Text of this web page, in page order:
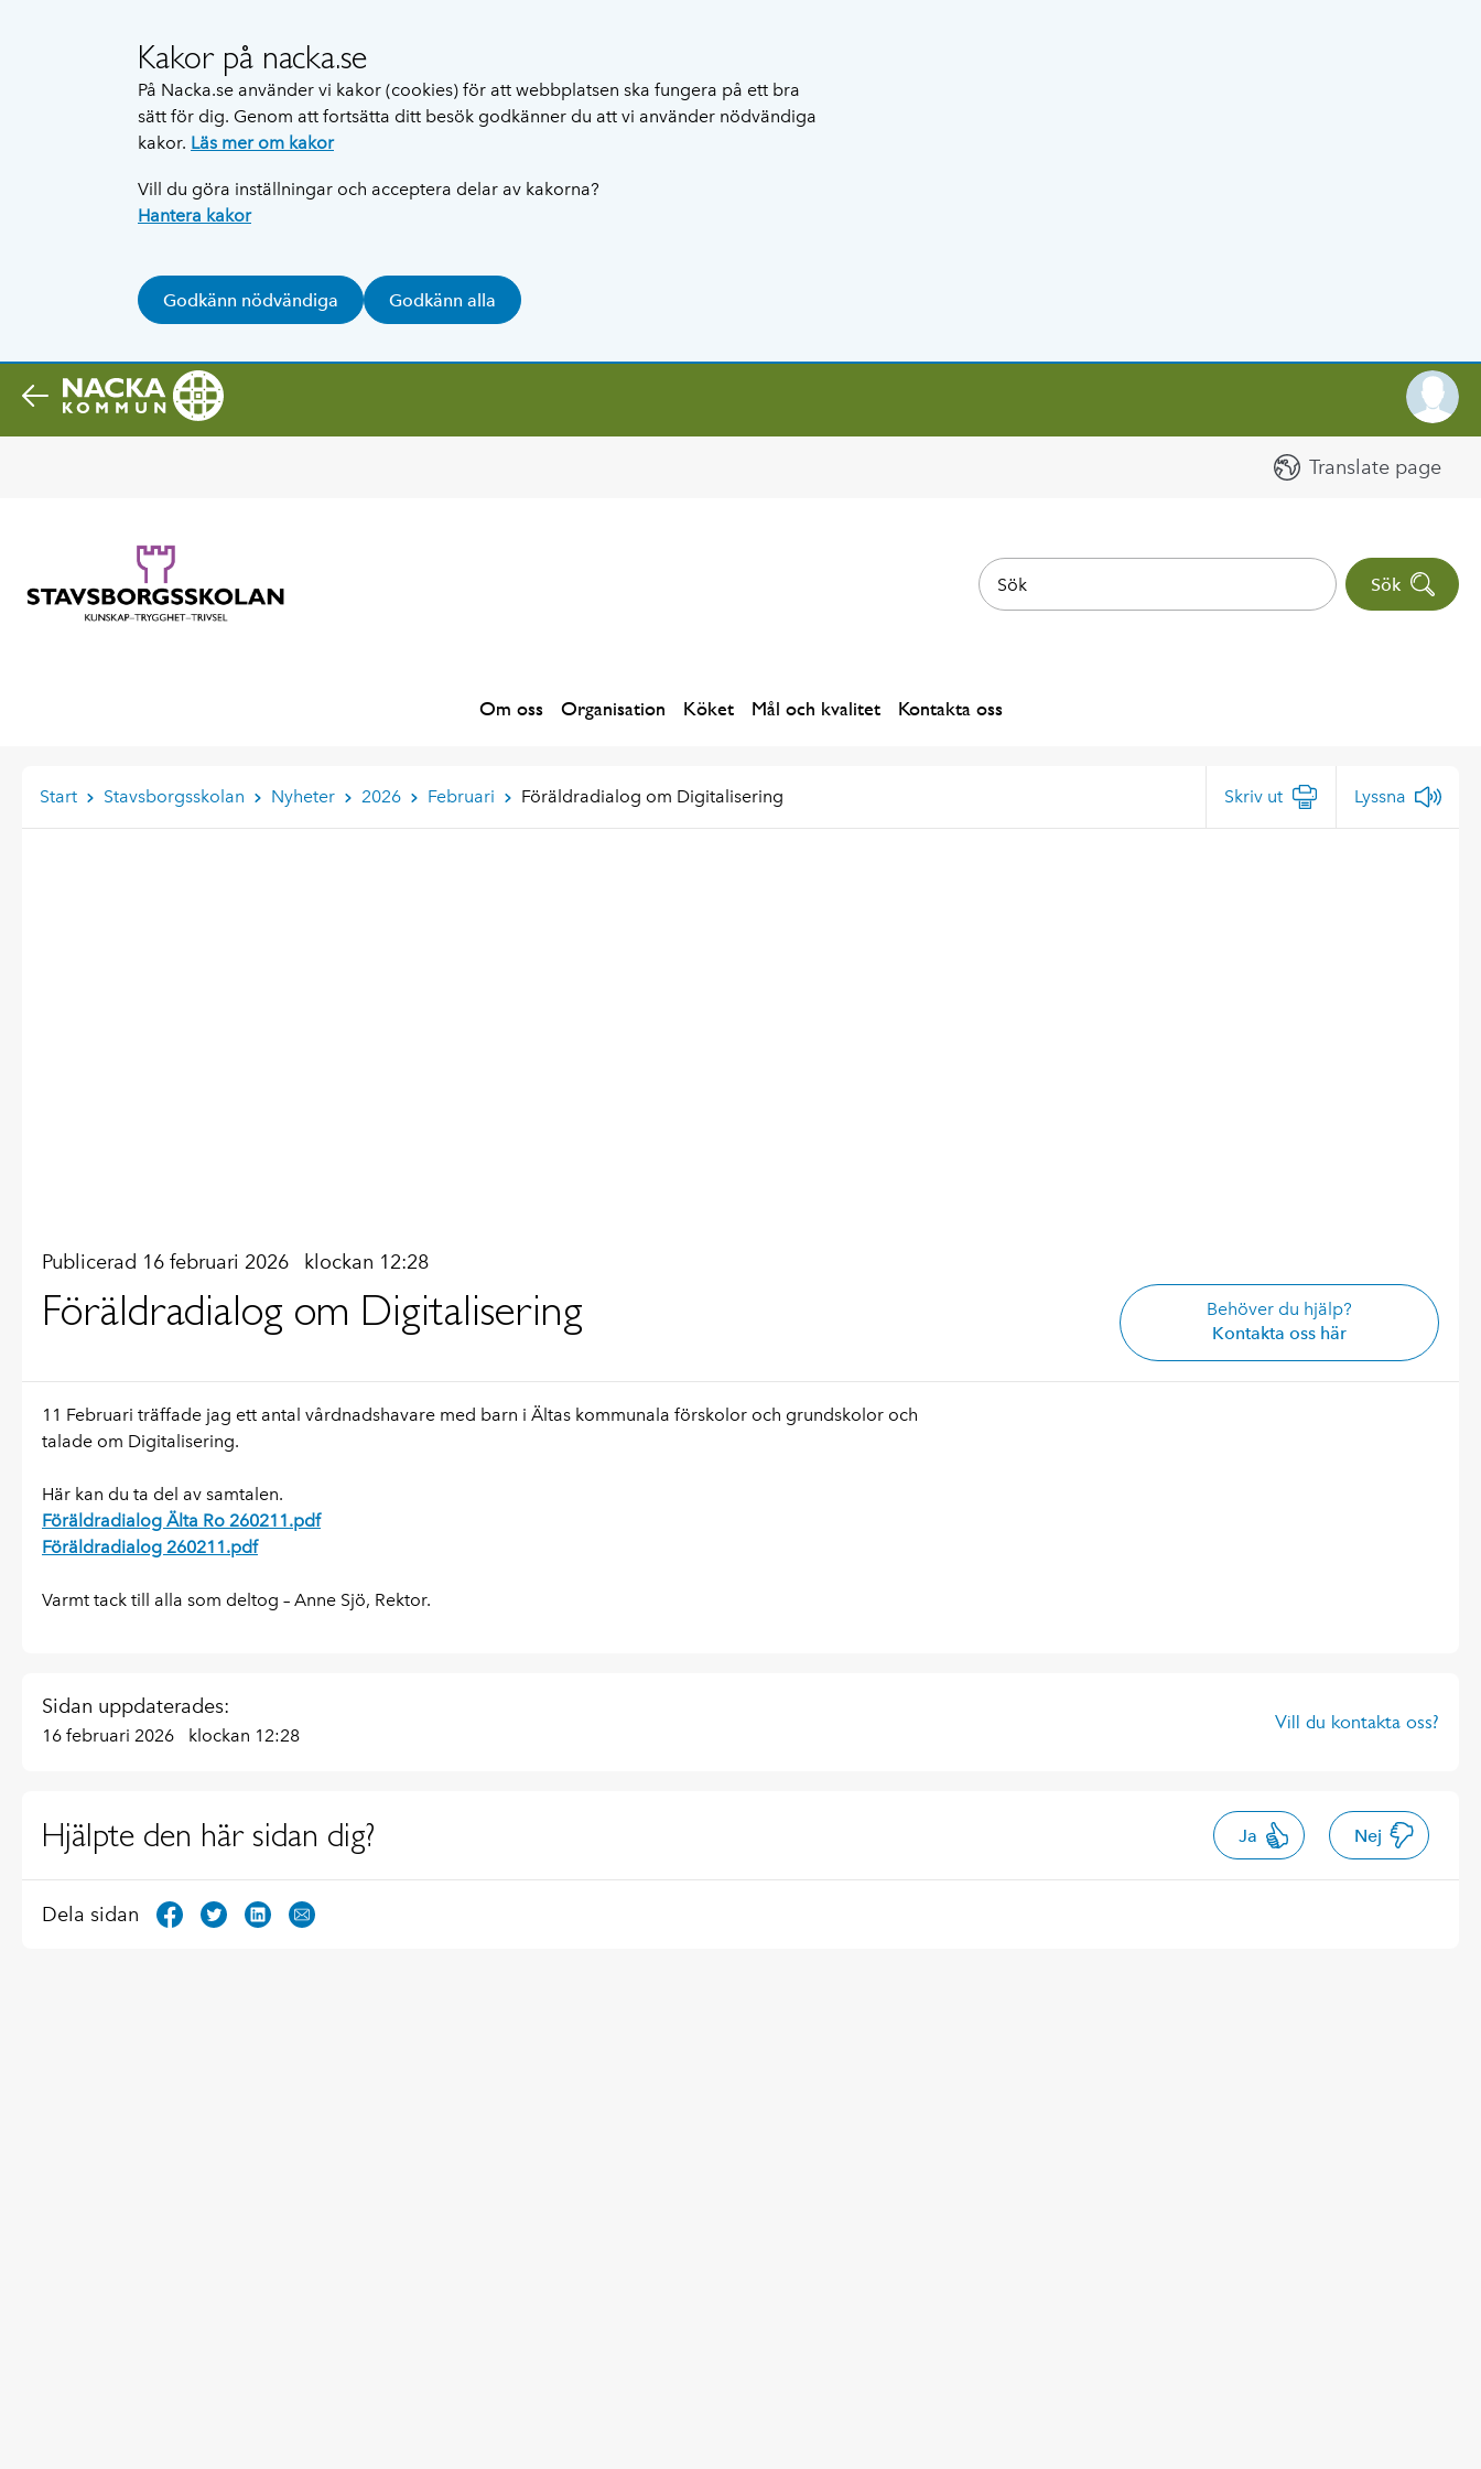
Kakor på nacka.se
På Nacka.se använder vi kakor (cookies) för att webbplatsen ska fungera på ett bra
sätt för dig. Genom att fortsätta ditt besök godkänner du att vi använder nödvändiga
kakor. Läs mer om kakor
Vill du göra inställningar och acceptera delar av kakorna?
Hantera kakor
Godkänn nödvändiga Godkänn alla
Translate page
Sök
Om oss Organisation Köket Mål och kvalitet Kontakta oss
Start Stavsborgsskolan Nyheter 2026 Februari Föräldradialog om Digitalisering Skriv ut Lyssna
Publicerad 16 februari 2026 klockan 12:28
Föräldradialog om Digitalisering
Behöver du hjälp?
Kontakta oss här
11 Februari träffade jag ett antal vårdnadshavare med barn i Ältas kommunala förskolor och grundskolor och
talade om Digitalisering.
Här kan du ta del av samtalen.
Föräldradialog Älta Ro 260211.pdf
Föräldradialog 260211.pdf
Varmt tack till alla som deltog – Anne Sjö, Rektor.
Sidan uppdaterades:
16 februari 2026 klockan 12:28
Vill du kontakta oss?
Hjälpte den här sidan dig? Ja Nej
Dela sidan